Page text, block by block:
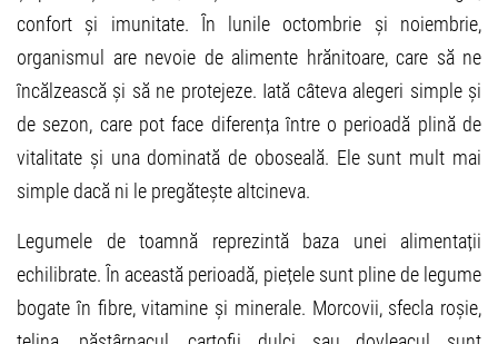
confort și imunitate. În lunile octombrie și noiembrie,
organismul are nevoie de alimente hrănitoare, care să ne
încălzească și să ne protejeze. Iată câteva alegeri simple și
de sezon, care pot face diferența între o perioadă plină de
vitalitate și una dominată de oboseală. Ele sunt mult mai
simple dacă ni le pregătește altcineva.
Legumele de toamnă reprezintă baza unei alimentații
echilibrate. În această perioadă, piețele sunt pline de legume
bogate în fibre, vitamine și minerale. Morcovii, sfecla roșie,